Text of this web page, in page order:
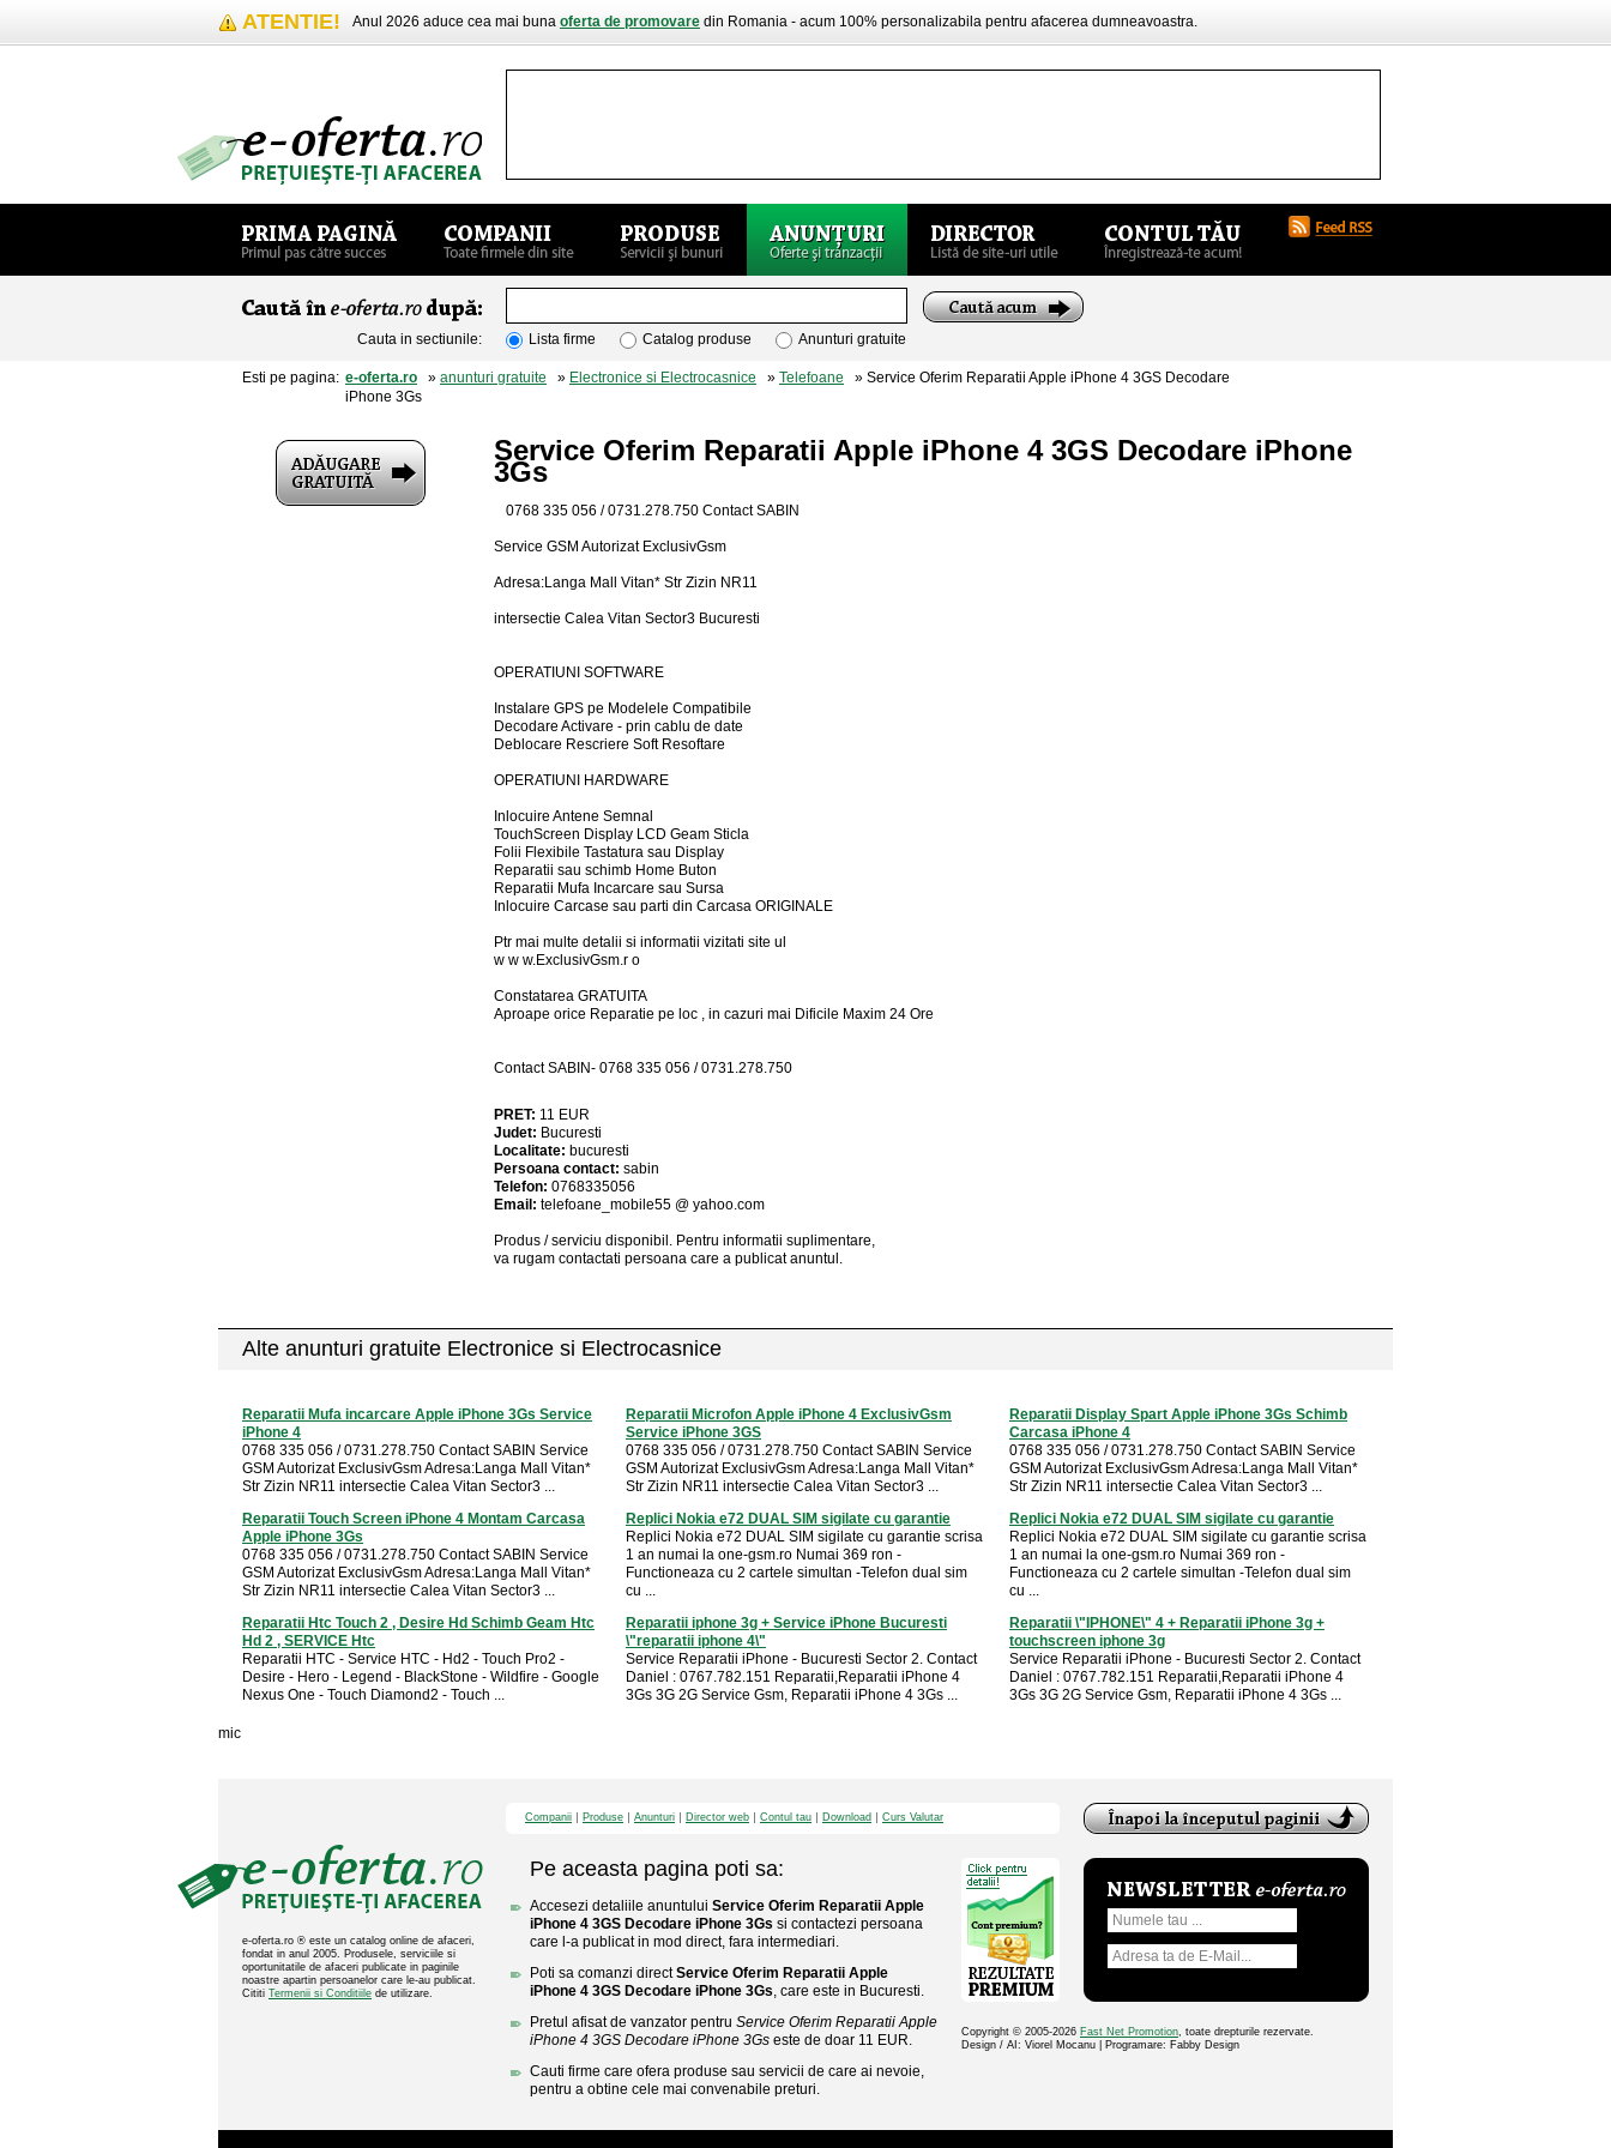
ATENTIE! Anul 2026 aduce cea mai buna oferta de promovare din Romania - acum 100% personalizabila pentru afacerea dumneavoastra.
Cauta in sectiunile: Lista firme Catalog produse Anunturi gratuite
Esti pe pagina: e-oferta.ro » anunturi gratuite » Electronice si Electrocasnice » Telefoane » Service Oferim Reparatii Apple iPhone 4 3GS Decodare
iPhone 3Gs
Service Oferim Reparatii Apple iPhone 4 3GS Decodare iPhone
3Gs
0768 335 056 / 0731.278.750 Contact SABIN
Service GSM Autorizat ExclusivGsm
Adresa:Langa Mall Vitan* Str Zizin NR11
intersectie Calea Vitan Sector3 Bucuresti
OPERATIUNI SOFTWARE
Instalare GPS pe Modelele Compatibile
Decodare Activare - prin cablu de date
Deblocare Rescriere Soft Resoftare
OPERATIUNI HARDWARE
Inlocuire Antene Semnal
TouchScreen Display LCD Geam Sticla
Folii Flexibile Tastatura sau Display
Reparatii sau schimb Home Buton
Reparatii Mufa Incarcare sau Sursa
Inlocuire Carcase sau parti din Carcasa ORIGINALE
Ptr mai multe detalii si informatii vizitati site ul
w w w.ExclusivGsm.r o
Constatarea GRATUITA
Aproape orice Reparatie pe loc , in cazuri mai Dificile Maxim 24 Ore
Contact SABIN- 0768 335 056 / 0731.278.750
PRET: 11 EUR
Judet: Bucuresti
Localitate: bucuresti
Persoana contact: sabin
Telefon: 0768335056
Email: telefoane_mobile55 @ yahoo.com
Produs / serviciu disponibil . Pentru informatii suplimentare,
va rugam contactati persoana care a publicat anuntul.
Alte anunturi gratuite Electronice si Electrocasnice
Reparatii Mufa incarcare Apple iPhone 3Gs Service
iPhone 4
0768 335 056 / 0731.278.750 Contact SABIN Service
GSM Autorizat ExclusivGsm Adresa:Langa Mall Vitan*
Str Zizin NR11 intersectie Calea Vitan Sector3 ...
Reparatii Microfon Apple iPhone 4 ExclusivGsm
Service iPhone 3GS
0768 335 056 / 0731.278.750 Contact SABIN Service
GSM Autorizat ExclusivGsm Adresa:Langa Mall Vitan*
Str Zizin NR11 intersectie Calea Vitan Sector3 ...
Reparatii Display Spart Apple iPhone 3Gs Schimb
Carcasa iPhone 4
0768 335 056 / 0731.278.750 Contact SABIN Service
GSM Autorizat ExclusivGsm Adresa:Langa Mall Vitan*
Str Zizin NR11 intersectie Calea Vitan Sector3 ...
Reparatii Touch Screen iPhone 4 Montam Carcasa
Apple iPhone 3Gs
0768 335 056 / 0731.278.750 Contact SABIN Service
GSM Autorizat ExclusivGsm Adresa:Langa Mall Vitan*
Str Zizin NR11 intersectie Calea Vitan Sector3 ...
Replici Nokia e72 DUAL SIM sigilate cu garantie
Replici Nokia e72 DUAL SIM sigilate cu garantie scrisa
1 an numai la one-gsm.ro Numai 369 ron -
Functioneaza cu 2 cartele simultan -Telefon dual sim
cu ...
Replici Nokia e72 DUAL SIM sigilate cu garantie
Replici Nokia e72 DUAL SIM sigilate cu garantie scrisa
1 an numai la one-gsm.ro Numai 369 ron -
Functioneaza cu 2 cartele simultan -Telefon dual sim
cu ...
Reparatii Htc Touch 2 , Desire Hd Schimb Geam Htc
Hd 2 , SERVICE Htc
Reparatii HTC - Service HTC - Hd2 - Touch Pro2 -
Desire - Hero - Legend - BlackStone - Wildfire - Google
Nexus One - Touch Diamond2 - Touch ...
Reparatii iphone 3g + Service iPhone Bucuresti
\"reparatii iphone 4\"
Service Reparatii iPhone - Bucuresti Sector 2. Contact
Daniel : 0767.782.151 Reparatii,Reparatii iPhone 4
3Gs 3G 2G Service Gsm, Reparatii iPhone 4 3Gs ...
Reparatii \"IPHONE\" 4 + Reparatii iPhone 3g +
touchscreen iphone 3g
Service Reparatii iPhone - Bucuresti Sector 2. Contact
Daniel : 0767.782.151 Reparatii,Reparatii iPhone 4
3Gs 3G 2G Service Gsm, Reparatii iPhone 4 3Gs ...
mic
e-oferta.ro ® este un catalog online de afaceri,
fondat in anul 2005. Produsele, serviciile si
oportunitatile de afaceri publicate in paginile
noastre apartin persoanelor care le-au publicat.
Cititi Termenii si Conditiile de utilizare.
Companii Produse Anunturi Director web Contul tau Download Curs Valutar
Pe aceasta pagina poti sa:
Accesezi detaliile anuntului Service Oferim Reparatii Apple
iPhone 4 3GS Decodare iPhone 3Gs si contactezi persoana
care l-a publicat in mod direct, fara intermediari.
Poti sa comanzi directService Oferim Reparatii Apple
iPhone 4 3GS Decodare iPhone 3Gs, care este in Bucuresti.
Pretul afisat de vanzator pentru Service Oferim Reparatii Apple
iPhone 4 3GS Decodare iPhone 3Gs este de doar 11 EUR.
Cauti firme care ofera produse sau servicii de care ai nevoie,
pentru a obtine cele mai convenabile preturi.
Copyright © 2005-2026 Fast Net Promotion, toate drepturile rezervate.
Design / AI: Viorel Mocanu | Programare: Fabby Design